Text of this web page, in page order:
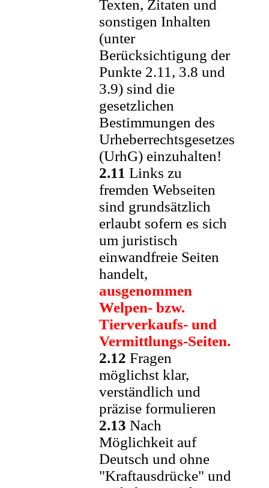
Texten, Zitaten und
sonstigen Inhalten
(unter
Berücksichtigung der
Punkte 2.11, 3.8 und
3.9) sind die
gesetzlichen
Bestimmungen des
Urheberrechtsgesetzes
(UrhG) einzuhalten!
2.11 Links zu
fremden Webseiten
sind grundsätzlich
erlaubt sofern es sich
um juristisch
einwandfreie Seiten
handelt,
ausgenommen
Welpen- bzw.
Tierverkaufs- und
Vermittlungs-Seiten.
2.12 Fragen
möglichst klar,
verständlich und
präzise formulieren
2.13 Nach
Möglichkeit auf
Deutsch und ohne
"Kraftausdrücke" und